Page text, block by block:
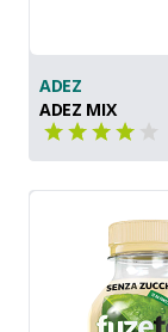
ADEZ
ADEZ MIX